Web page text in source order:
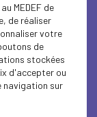
4 octobre 2024
Nancy
MEDEF de
de réaliser
votre
de
stockées
d'accepter ou
navigation sur